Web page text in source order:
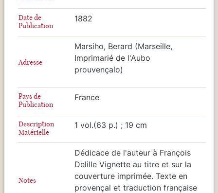
Date de
Publication
1882
Adresse
Marsiho, Berard (Marseille,
Imprimarié de l'Aubo
prouvençalo)
Pays de
Publication
France
Description
Matérielle
1 vol.(63 p.) ; 19 cm
Notes
Dédicace de l'auteur à François
Delille Vignette au titre et sur la
couverture imprimée. Texte en
provençal et traduction française